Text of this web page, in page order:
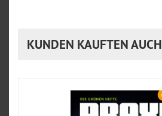
KUNDEN KAUFTEN AUCH